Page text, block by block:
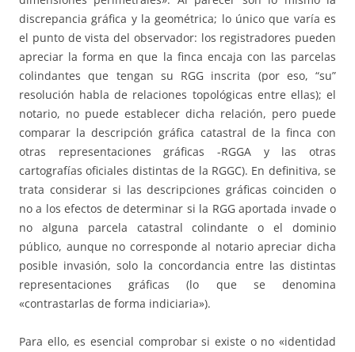
discrepancia gráfica y la geométrica; lo único que varía es
el punto de vista del observador: los registradores pueden
apreciar la forma en que la finca encaja con las parcelas
colindantes que tengan su RGG inscrita (por eso, “su”
resolución habla de relaciones topológicas entre ellas); el
notario, no puede establecer dicha relación, pero puede
comparar la descripción gráfica catastral de la finca con
otras representaciones gráficas -RGGA y las otras
cartografías oficiales distintas de la RGGC). En definitiva, se
trata considerar si las descripciones gráficas coinciden o
no a los efectos de determinar si la RGG aportada invade o
no alguna parcela catastral colindante o el dominio
público, aunque no corresponde al notario apreciar dicha
posible invasión, solo la concordancia entre las distintas
representaciones gráficas (lo que se denomina
«contrastarlas de forma indiciaria»).
Para ello, es esencial comprobar si existe o no «identidad